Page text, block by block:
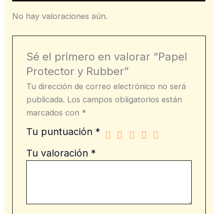
No hay valoraciones aún.
Sé el primero en valorar “Papel
Protector y Rubber”
Tu dirección de correo electrónico no será
publicada. Los campos obligatorios están
marcados con *
Tu puntuación *
Tu valoración *